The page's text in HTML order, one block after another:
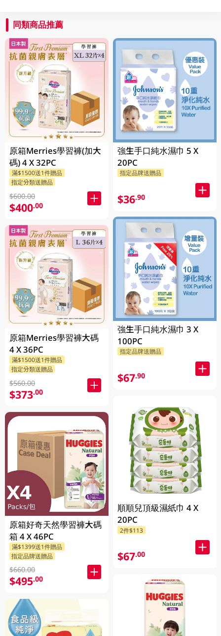
同類商品推薦
原箱Merries學習褲(加大
碼) 4 X 32PC
滿$1500送1件贈品
指定分類送贈品
$600.00
$400.00
原箱Merries學習褲大碼
4 X 36PC
滿$1500送1件贈品
指定分類送贈品
$560.00
$373.00
原箱好奇天然學習褲大碼
箱 4 X 46PC
滿$1399送1件贈品
指定品牌送贈品
$660.00
$495.00
強生手口純水濕巾 5 X
20PC
指定品牌送贈品
$36.90
強生手口純水濕巾 3 X
100PC
指定品牌送贈品
$67.90
順順兒頂級濕紙巾 4 X
20PC
2件$113
$67.00